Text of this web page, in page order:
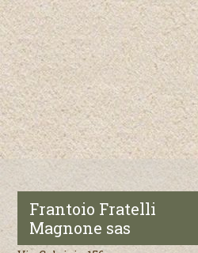
Frantoio Fratelli
Magnone sas